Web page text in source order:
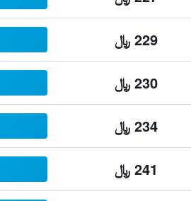
229 ﷼
230 ﷼
234 ﷼
241 ﷼